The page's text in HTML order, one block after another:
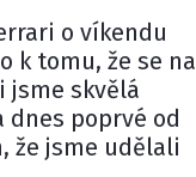
o víkendu
k tomu, že se na
skvělá
dnes poprvé od
že jsme udělali